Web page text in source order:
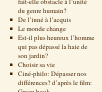
du genre humain?
De l’inné à l’acquis
Le monde change
Est-il plus heureux l’homme
qui pas dépassé la haie de
son jardin?
Choisir sa vie
Ciné-philo: Dépasser nos
différences? d’après le film: